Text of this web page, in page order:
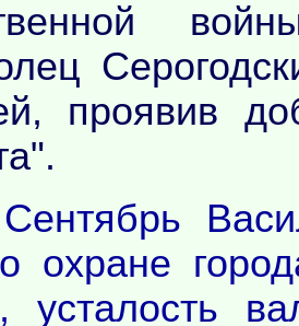
проявив
охране
усталость